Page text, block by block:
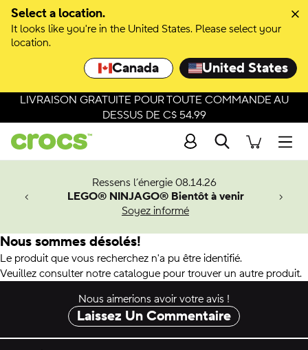
Select a location.
It looks like you're in the United States. Please select your
location.
Canada United States
LIVRAISON GRATUITE POUR TOUTE COMMANDE AU
DESSUS DE C$ 54.99
Recherche
Ressens l’énergie 08.14.26
LEGO® NINJAGO® Bientôt à venir
Soyez informé
Man.
Nous sommes désolés!
Le produit que vous recherchez n'a pu être identifié.
Veuillez consulter notre catalogue pour trouver un autre produit.
Nous aimerions avoir votre avis !
Laissez Un Commentaire